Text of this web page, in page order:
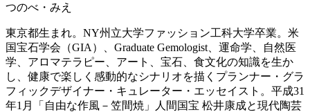
つのべ・みえ
東京都生まれ。NY州立大学ファッション工科大学卒業。米
国宝石学会（GIA）、Graduate Gemologist、運命学、自然医
学、アロマテラピー、アート、宝石、食文化の知識を生か
し、健康で楽しく感動的なシナリオを描くプランナー・グラ
フィックデザイナー・キュレーター・エッセイスト。平成31
年1月「自由な作風－笠間焼」人間国宝 松井康成と現代陶芸